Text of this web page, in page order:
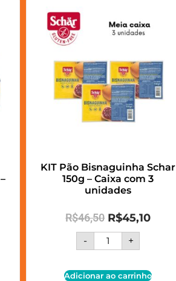
KIT Pão Bisnaguinha Schar
150g – Caixa com 3
unidades
R$46,50 R$45,10
- +
Adicionar ao carrinho